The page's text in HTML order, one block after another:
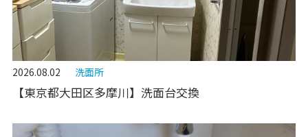
2026.08.02 洗面所
【東京都大田区多摩川】洗面台交換